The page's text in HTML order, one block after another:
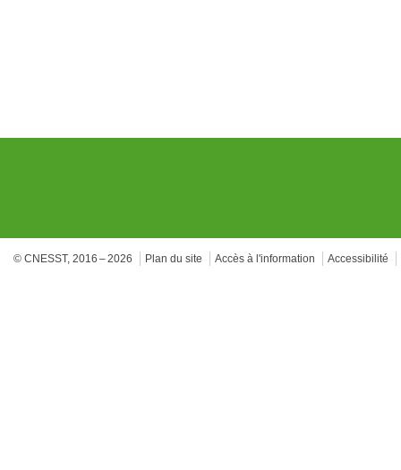
© CNESST, 2016 – 2026 Plan du site Accès à l'information Accessibilité